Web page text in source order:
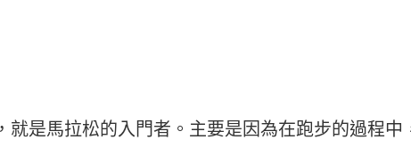
就是馬拉松的入門者。主要是因為在跑步的過程中
動科技大調查｜科技體適能
麼？體育署「運動企業認
Heho運動科技大調查｜214 萬
動數據揭密！數據應用促進國